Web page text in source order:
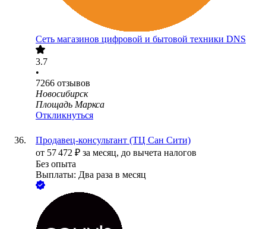
Сеть магазинов цифровой и бытовой техники DNS
3.7
•
7266 отзывов
Новосибирск
Площадь Маркса
Откликнуться
Продавец-консультант (ТЦ Сан Сити)
от 57 472 ₽ за месяц, до вычета налогов
Без опыта
Выплаты: Два раза в месяц